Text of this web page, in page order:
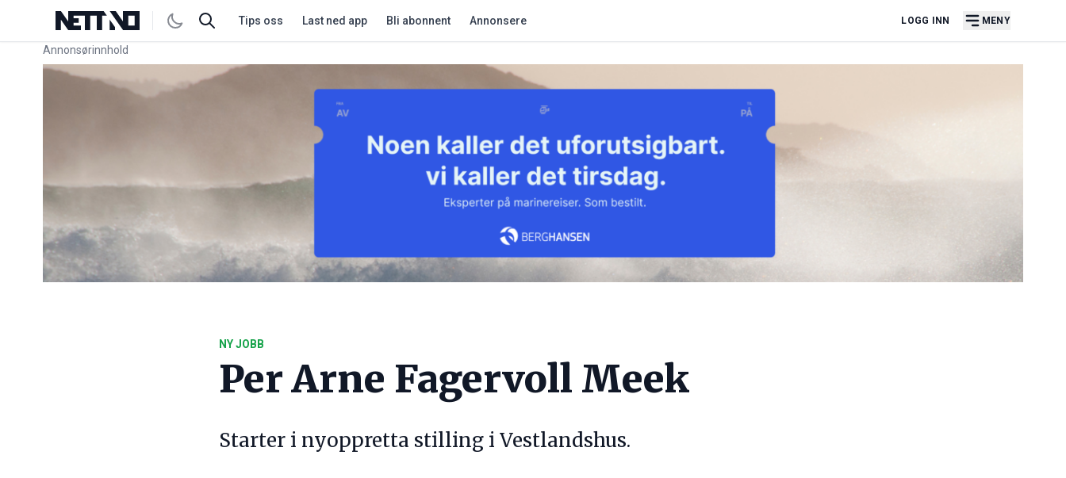
Tips oss Last ned app Bli abonnent Annonsere LOGG INN MENY
Annonsørinnhold
Link for annonse
NY JOBB
Per Arne Fagervoll Meek
Starter i nyoppretta stilling i Vestlandshus.